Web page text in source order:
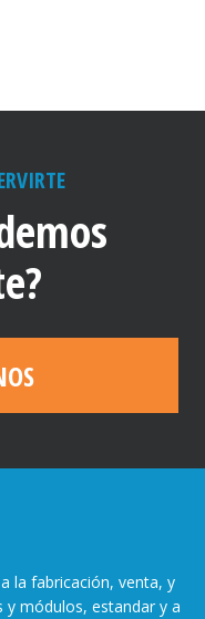
la fabricación, venta, y
módulos, estandar y a